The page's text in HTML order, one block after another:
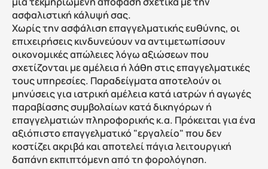
ασφαλιστική κάλυψή σας.
Χωρίς την ασφάλιση επαγγελματικής ευθύνης, οι
επιχειρήσεις κινδυνεύουν να αντιμετωπίσουν
οικονομικές απώλειες λόγω αξιώσεων που
σχετίζονται με αμέλεια ή λάθη στις επαγγελματικές
τους υπηρεσίες. Παραδείγματα αποτελούν οι
μηνύσεις για ιατρική αμέλεια κατά ιατρών ή αγωγές
παραβίασης συμβολαίων κατά δικηγόρων ή
επαγγελματιών πληροφορικής κ.α. Πρόκειται για ένα
αξιόπιστο επαγγελματικό "εργαλείο" που δεν
κοστίζει ακριβά και αποτελεί πάγια λειτουργική
δαπάνη εκπιπτόμενη από τη φορολόγηση.